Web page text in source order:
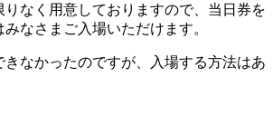
りなく用意しておりますので、当日券を
なさまご入場いただけます。
きなかったのですが、入場する方法はあ